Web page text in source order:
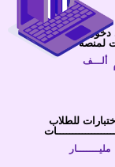
المعلمين
لمنصة مدرستي
ألـــف
للطلاب
مليـــــــار